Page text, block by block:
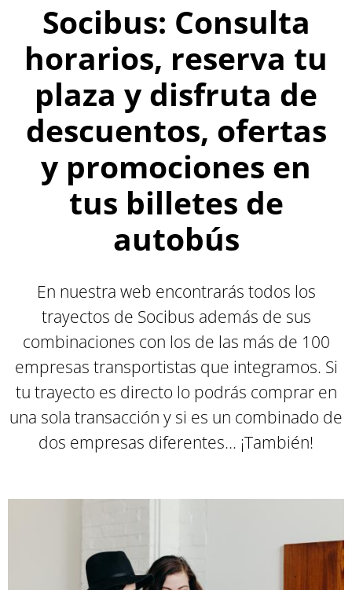
Socibus: Consulta
horarios, reserva tu
plaza y disfruta de
descuentos, ofertas
y promociones en
tus billetes de
autobús
En nuestra web encontrarás todos los
trayectos de Socibus además de sus
combinaciones con los de las más de 100
empresas transportistas que integramos. Si
tu trayecto es directo lo podrás comprar en
una sola transacción y si es un combinado de
dos empresas diferentes... ¡También!